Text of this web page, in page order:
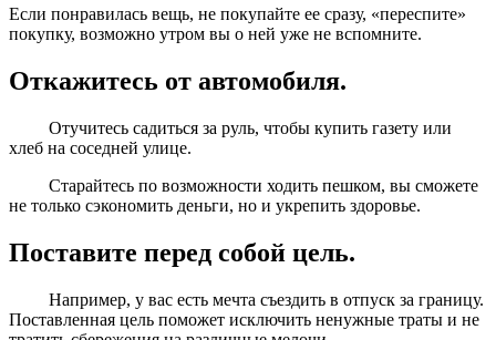
Если понравилась вещь, не покупайте ее сразу, «переспите»
покупку, возможно утром вы о ней уже не вспомните.
Откажитесь от автомобиля.
Отучитесь садиться за руль, чтобы купить газету или
хлеб на соседней улице.
Старайтесь по возможности ходить пешком, вы сможете
не только сэкономить деньги, но и укрепить здоровье.
Поставите перед собой цель.
Например, у вас есть мечта съездить в отпуск за границу.
Поставленная цель поможет исключить ненужные траты и не